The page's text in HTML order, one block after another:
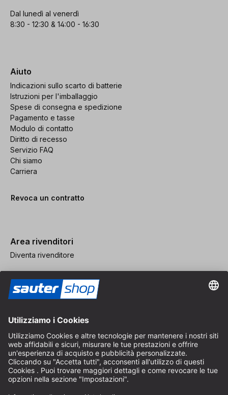
Dal lunedì al venerdì
8:30 - 12:30 & 14:00 - 16:30
Aiuto
Indicazioni sullo scarto di batterie
Istruzioni per l'imballaggio
Spese di consegna e spedizione
Pagamento e tasse
Modulo di contatto
Diritto di recesso
Servizio FAQ
Chi siamo
Carriera
Revoca un contratto
Area rivenditori
Diventa rivenditore
CGV
Protezione dei Dati
Impostazioni dei Cookie